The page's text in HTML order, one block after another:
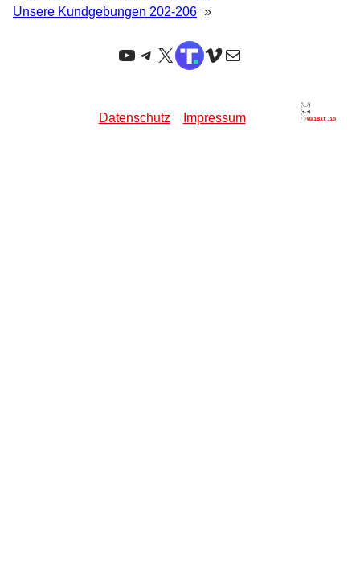
Unsere Kundgebungen 202-206 »
YouTube
Telegram
X TruthSocial
Vimeo
E-Mail
Datenschutz Impressum